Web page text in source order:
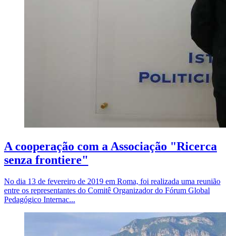
A cooperação com a Associação "Ricerca
senza frontiere"
No dia 13 de fevereiro de 2019 em Roma, foi realizada uma reunião
entre os representantes do Comitê Organizador do Fórum Global
Pedagógico Internac...